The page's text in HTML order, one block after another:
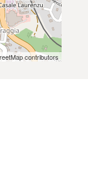
contributors